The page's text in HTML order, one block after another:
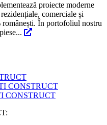
proiecte moderne
comerciale și
În portofoliul nostru
CONSTRUCT
CONSTRUCT